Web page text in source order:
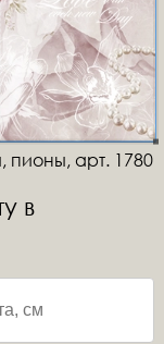
пионы, арт. 1780
в